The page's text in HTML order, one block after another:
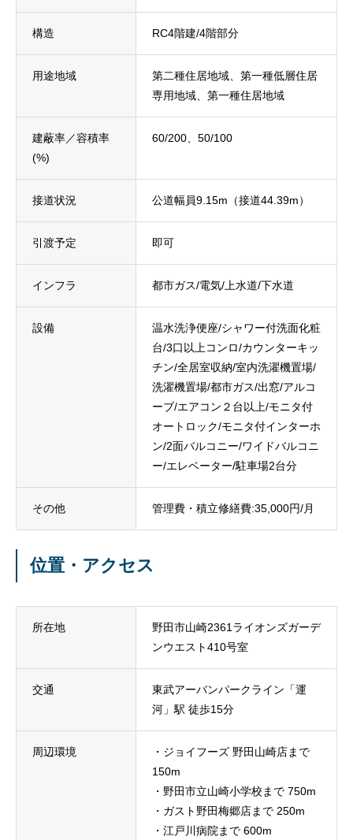
構造 RC4階建/4階部分
用途地域
第二種住居地域、第一種低層住居
専用地域、第一種住居地域
建蔽率／容積率
(%)
60/200、50/100
接道状況 公道幅員9.15m（接道44.39m）
引渡予定 即可
インフラ 都市ガス/電気/上水道/下水道
設備
温水洗浄便座/シャワー付洗面化粧
台/3口以上コンロ/カウンターキッ
チン/全居室収納/室内洗濯機置場/
洗濯機置場/都市ガス/出窓/アルコ
ーブ/エアコン２台以上/モニタ付
オートロック/モニタ付インターホ
ン/2面バルコニー/ワイドバルコニ
ー/エレベーター/駐車場2台分
その他 管理費・積立修繕費:35,000円/月
位置・アクセス
所在地
野田市山崎2361ライオンズガーデ
ンウエスト410号室
交通
東武アーバンパークライン「運
河」駅 徒歩15分
周辺環境
・ジョイフーズ 野田山崎店まで
150m
・野田市立山崎小学校まで 750m
・ガスト野田梅郷店まで 250m
・江戸川病院まで 600m